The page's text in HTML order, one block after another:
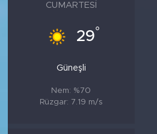
CUMARTESI
29°
Güneşli
Nem: %70
Rüzgar: 7.19 m/s